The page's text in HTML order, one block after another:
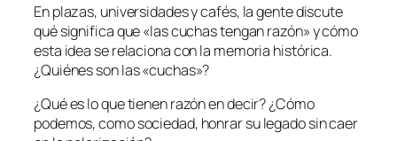
En plazas, universidades y cafés, la gente discute
qué significa que «las cuchas tengan razón» y cómo
esta idea se relaciona con la memoria histórica.
¿Quiénes son las «cuchas»?
¿Qué es lo que tienen razón en decir? ¿Cómo
podemos, como sociedad, honrar su legado sin caer